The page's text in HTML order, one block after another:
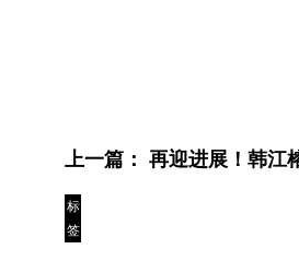
上一篇： 再迎进展！韩江
标
签